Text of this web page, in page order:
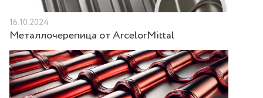
16.10.2024
Металлочерепица от ArcelorMittal